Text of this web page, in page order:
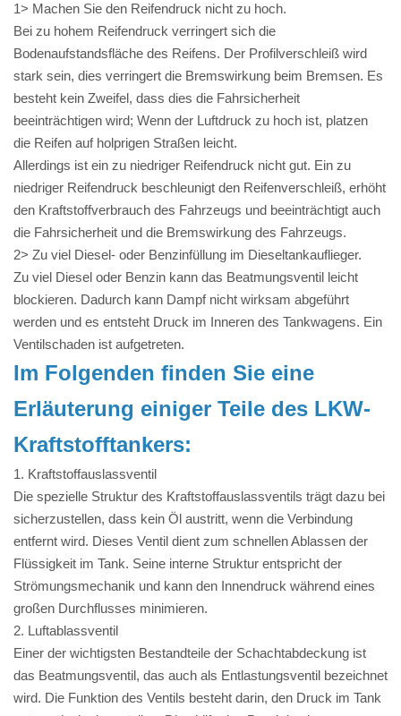
1> Machen Sie den Reifendruck nicht zu hoch.
Bei zu hohem Reifendruck verringert sich die
Bodenaufstandsfläche des Reifens. Der Profilverschleiß wird
stark sein, dies verringert die Bremswirkung beim Bremsen. Es
besteht kein Zweifel, dass dies die Fahrsicherheit
beeinträchtigen wird; Wenn der Luftdruck zu hoch ist, platzen
die Reifen auf holprigen Straßen leicht.
Allerdings ist ein zu niedriger Reifendruck nicht gut. Ein zu
niedriger Reifendruck beschleunigt den Reifenverschleiß, erhöht
den Kraftstoffverbrauch des Fahrzeugs und beeinträchtigt auch
die Fahrsicherheit und die Bremswirkung des Fahrzeugs.
2> Zu viel Diesel- oder Benzinfüllung im Dieseltankauflieger.
Zu viel Diesel oder Benzin kann das Beatmungsventil leicht
blockieren. Dadurch kann Dampf nicht wirksam abgeführt
werden und es entsteht Druck im Inneren des Tankwagens. Ein
Ventilschaden ist aufgetreten.
Im Folgenden finden Sie eine
Erläuterung einiger Teile des LKW-
Kraftstofftankers:
1. Kraftstoffauslassventil
Die spezielle Struktur des Kraftstoffauslassventils trägt dazu bei
sicherzustellen, dass kein Öl austritt, wenn die Verbindung
entfernt wird. Dieses Ventil dient zum schnellen Ablassen der
Flüssigkeit im Tank. Seine interne Struktur entspricht der
Strömungsmechanik und kann den Innendruck während eines
großen Durchflusses minimieren.
2. Luftablassventil
Einer der wichtigsten Bestandteile der Schachtabdeckung ist
das Beatmungsventil, das auch als Entlastungsventil bezeichnet
wird. Die Funktion des Ventils besteht darin, den Druck im Tank